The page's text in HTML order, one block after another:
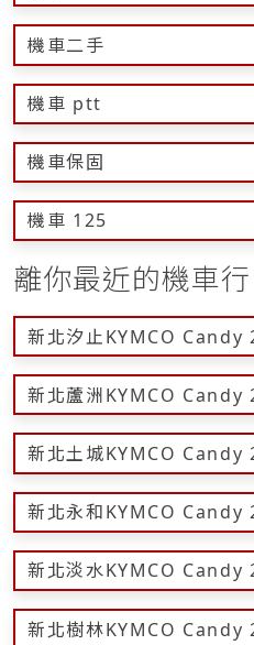
機車二手
機車 ptt
機車保固
機車 125
離你最近的機車行
新北汐止KYMCO Candy
新北蘆洲KYMCO Candy
新北土城KYMCO Candy
新北永和KYMCO Candy
新北淡水KYMCO Candy
新北樹林KYMCO Candy